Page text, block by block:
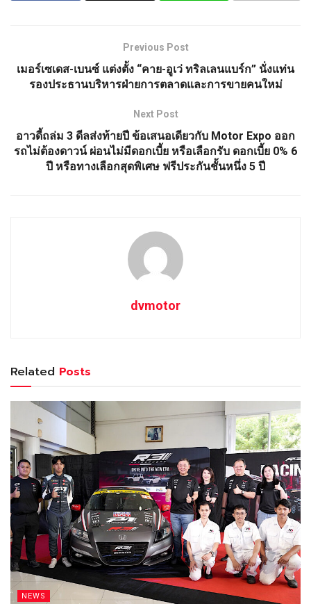
Previous Post
เมอร์เซเดส-เบนซ์ แต่งตั้ง “คาย-อูเว่ ทริลเลนแบร์ก” นั่งแท่น
รองประธานบริหารฝ่ายการตลาดและการขายคนใหม่
Next Post
อาวดี้ถล่ม 3 ดีลส่งท้ายปี ข้อเสนอเดียวกับ Motor Expo ออก
รถไม่ต้องดาวน์ ผ่อนไม่มีดอกเบี้ย หรือเลือกรับ ดอกเบี้ย 0% 6
ปี หรือทางเลือกสุดพิเศษ ฟรีประกันชั้นหนึ่ง 5 ปี
dvmotor
Related Posts
NEWS